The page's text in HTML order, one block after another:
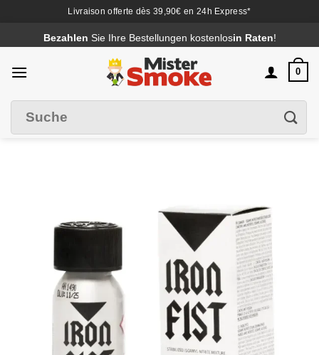
Livraison offerte dès 39,90€ en 24h Express*
au
contenu
Bezahlen Sie Ihre Bestellungen kostenlosin Raten!
0
nach